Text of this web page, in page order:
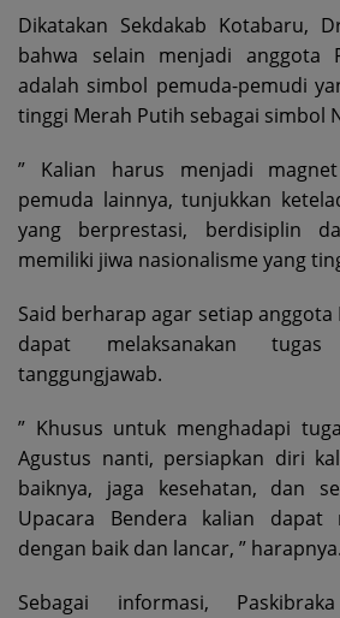
Dikatakan Sekdakab Kotabaru,
bahwa selain menjadi anggota
adalah simbol pemuda-pemudi
tinggi Merah Putih sebagai simbol
” Kalian harus menjadi
pemuda lainnya, tunjukkan
yang berprestasi, berdisiplin
memiliki jiwa nasionalisme yang
Said berharap agar setiap anggota
dapat melaksanakan
tanggungjawab.
” Khusus untuk menghadapi
Agustus nanti, persiapkan diri
baiknya, jaga kesehatan, dan
Upacara Bendera kalian dapat
dengan baik dan lancar, ” harapnya.
Sebagai informasi,